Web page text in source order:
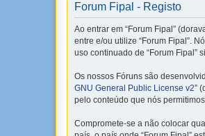
Forum Fipal - Registo
Ao entrar em “Forum Fipal”
entre e/ou utilize “Forum Fipal”.
uso continuado de “Forum Fipal”
Os nossos Fóruns são
GNU General Public License v2”
pelo conteúdo que nós
Compromete-se a não colocar